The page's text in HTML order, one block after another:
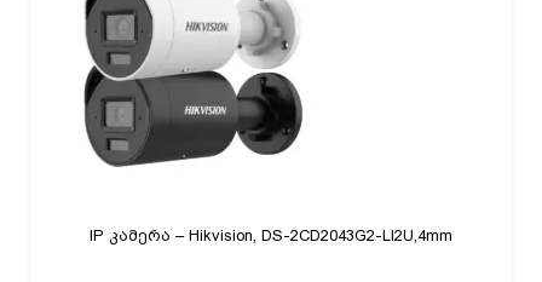
IP კამერა – Hikvision, DS-2CD2043G2-LI2U,4mm